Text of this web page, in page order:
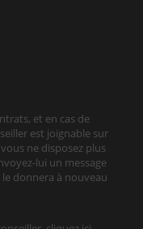
et en cas de
est joignable sur
ne disposez plus
lui un message
donnera à nouveau